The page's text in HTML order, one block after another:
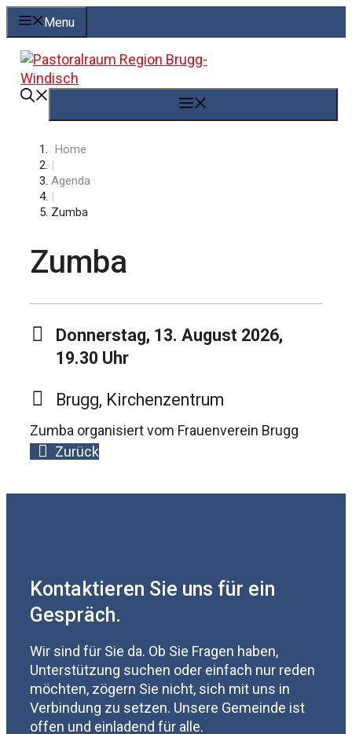
Springe
zum
Inhalt
Menu
Home
|
Agenda
|
Zumba
Zumba
Donnerstag, 13. August 2026,
19.30 Uhr
Brugg, Kirchenzentrum
Zumba organisiert vom Frauenverein Brugg
Zurück
Kontaktieren Sie uns für ein
Gespräch.
Wir sind für Sie da. Ob Sie Fragen haben,
Unterstützung suchen oder einfach nur reden
möchten, zögern Sie nicht, sich mit uns in
Verbindung zu setzen. Unsere Gemeinde ist
offen und einladend für alle.